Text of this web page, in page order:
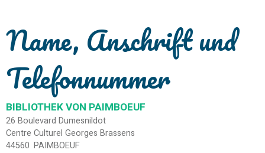
Name, Anschrift und
Telefonnummer
BIBLIOTHEK VON PAIMBOEUF
26 Boulevard Dumesnildot
Centre Culturel Georges Brassens
44560 PAIMBOEUF